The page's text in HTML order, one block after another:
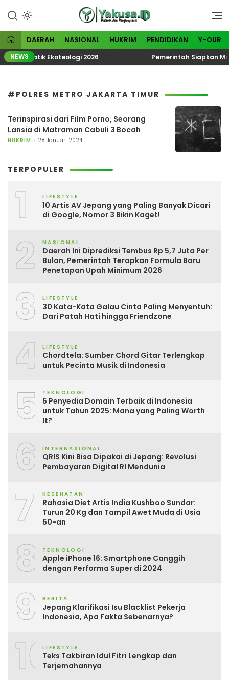
konten
Yakusa
Visioner dan Menginspirasi
DAERAH NASIONAL HUKRIM PENDIDIKAN Y-OUR
NEWS
Tematik Ekoteologi 2026 Pemerintah Siapkan
#POLRES METRO JAKARTA TIMUR
Terinspirasi dari Film Porno, Seorang
Lansia di Matraman Cabuli 3 Bocah
HUKRIM 28 Januari 2024
TERPOPULER
1 LIFESTYLE
10 Artis AV Jepang yang Paling Banyak Dicari
di Google, Nomor 3 Bikin Kaget!
2 NASIONAL
Daerah Ini Diprediksi Tembus Rp 5,7 Juta Per
Bulan, Pemerintah Terapkan Formula Baru
Penetapan Upah Minimum 2026
3 LIFESTYLE
30 Kata-Kata Galau Cinta Paling Menyentuh:
Dari Patah Hati hingga Friendzone
4 LIFESTYLE
Chordtela: Sumber Chord Gitar Terlengkap
untuk Pecinta Musik di Indonesia
5 TEKNOLOGI
5 Penyedia Domain Terbaik di Indonesia
untuk Tahun 2025: Mana yang Paling Worth
It?
6 INTERNASIONAL
QRIS Kini Bisa Dipakai di Jepang: Revolusi
Pembayaran Digital RI Mendunia
7 KESEHATAN
Rahasia Diet Artis India Kushboo Sundar:
Turun 20 Kg dan Tampil Awet Muda di Usia
50-an
8 TEKNOLOGI
Apple iPhone 16: Smartphone Canggih
dengan Performa Super di 2024
9 BERITA
Jepang Klarifikasi Isu Blacklist Pekerja
Indonesia, Apa Fakta Sebenarnya?
10LIFESTYLE
Teks Takbiran Idul Fitri Lengkap dan
Terjemahannya